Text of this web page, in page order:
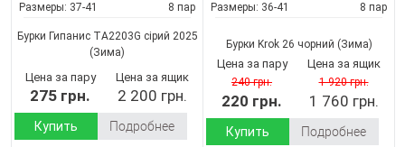
Размеры: 37-41 8 пар
Бурки Гипанис ТА2203G сірий 2025
(Зима)
Цена за пару
275 грн.
Цена за ящик
2 200 грн.
Купить Подробнее
Размеры: 36-41 8 пар
Бурки Krok 26 чорний (Зима)
Цена за пару
240 грн.
220 грн.
Цена за ящик
1 920 грн.
1 760 грн.
Купить Подробнее